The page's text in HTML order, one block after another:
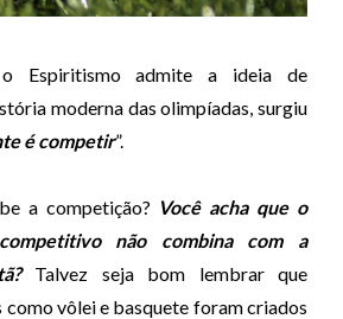
Espiritismo admite a ideia de
moderna das olimpíadas, surgiu
é competir”.
a competição? Você acha que o
não combina com a
Talvez seja bom lembrar que
como vôlei e basquete foram criados